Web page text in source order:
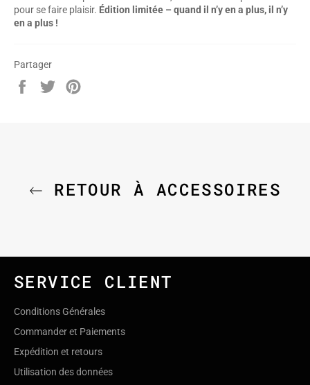
pour se faire plaisir. Édition limitée – quand il n’y en a plus, il n’y
en a plus !
Partager
Partager
sur
Tweeter
sur
RETOUR À ACCESSOIRES
SERVICE CLIENT
Conditions Générales
Commander et Paiements
Expédition et retours
Utilisation des données